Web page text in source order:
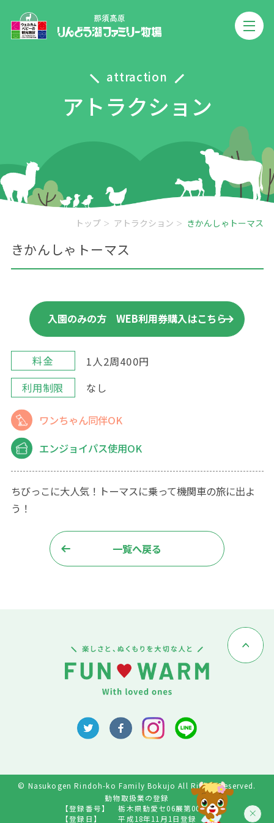
attraction
アトラクション
トップ アトラクション きかんしゃトーマス
きかんしゃトーマス
入園のみの方 WEB利用券購入はこちら
料金
1人2周400円
利用制限
なし
ワンちゃん同伴OK
エンジョイパス使用OK
ちびっこに大人気！トーマスに乗って機関車の旅に出よ
う！
一覧へ戻る
© Nasukogen Rindoh-ko Family Bokujo All Rights Reserved.
動物取扱業の登録
【登録番号】
栃木県動愛セ06展第009号
【登録日】
平成18年11月1日登録
ご確認のうえ購入してください。